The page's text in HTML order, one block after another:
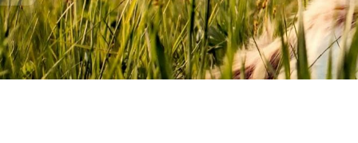
LLAMAR
AHORA